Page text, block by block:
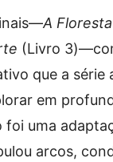
A
(Livro
que a série
em
foi uma
arcos,